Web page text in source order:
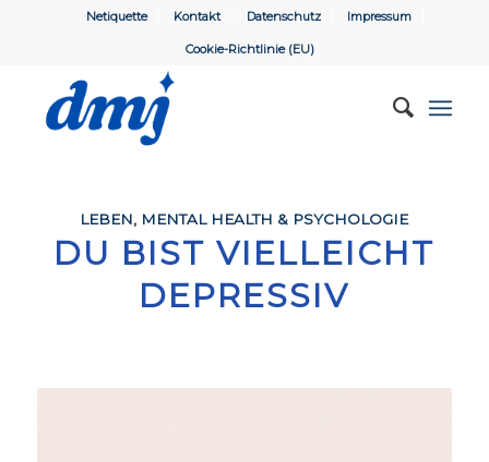
Netiquette Kontakt Datenschutz Impressum
Cookie-Richtlinie (EU)
LEBEN, MENTAL HEALTH & PSYCHOLOGIE
DU BIST VIELLEICHT
DEPRESSIV